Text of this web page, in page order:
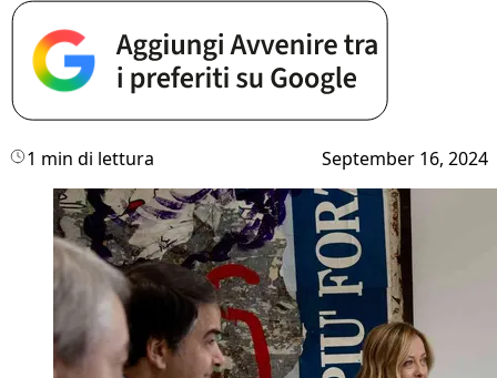
1 min di lettura September 16, 2024